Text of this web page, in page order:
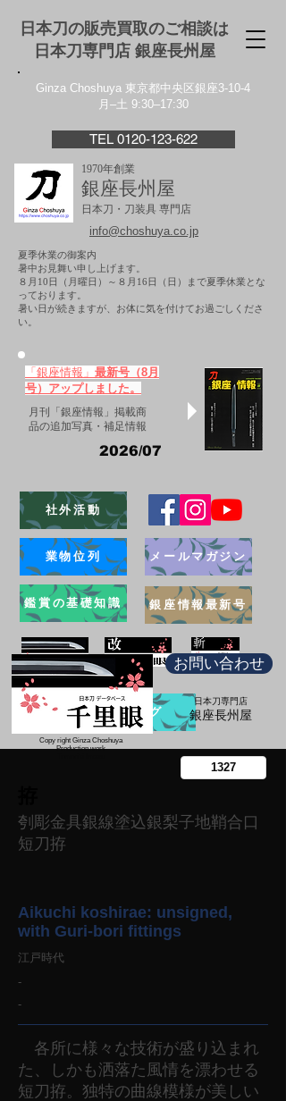
日本刀の販売買取のご相談は
日本刀専門店 銀座⻑州屋
Ginza Choshuya 東京都中央区銀座3-10-4
月–土 9:30–17:30
TEL 0120-123-622
1970年創業
銀座長州屋
日本刀・刀装具 専門店
info@choshuya.co.jp
夏季休業の御案内
暑中お見舞い申し上げます。
８月10日（月曜日）～８月16日（日）まで夏季休業とな
っております。
​暑い日が続きますが、お体に気を付けてお過ごしくださ
い。
「銀座情報」 最新号（8月
号）アップしました。
月刊「銀座情報」掲載商
品の追加写真・補足情報
2026/07
社外活動
業物位列
鑑賞の基礎知識
メールマガジン
銀座情報最新号
ブログ
お問い合わせ
日本刀専門店
​銀座長州屋
Copy right Ginza Choshuya
Production work
刳彫金具銀線塗込銀梨子地鞘合口
短刀拵
Aikuchi koshirae: unsigned,
with Guri-bori fittings
江戸時代
-
-
各所に様々な技術が盛り込まれ
た、しかも洒落た風情を漂わせる
短刀拵。独特の曲線模様が美しい